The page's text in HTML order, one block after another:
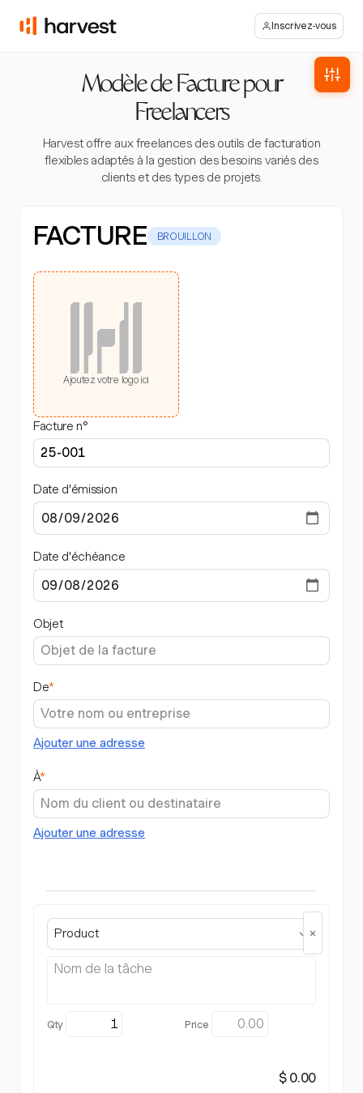
Inscrivez-vous
Modèle de Facture pour
Freelancers
Harvest offre aux freelances des outils de facturation
flexibles adaptés à la gestion des besoins variés des
clients et des types de projets.
FACTURE BROUILLON
Ajoutez votre logo ici
Facture n°
Date d'émission
Date d'échéance
Objet
De*
Ajouter une adresse
À*
Ajouter une adresse
Product
$ 0.00